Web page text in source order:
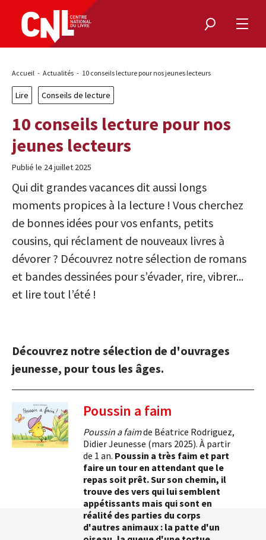
Rechercher
le
Fil
Accueil Actualités 10 conseils lecture pour nos jeunes lecteurs
Lire Conseils de lecture
10 conseils lecture pour nos
jeunes lecteurs
Publié le 24 juillet 2025
Qui dit grandes vacances dit aussi longs
moments propices à la lecture ! Vous cherchez
de bonnes idées pour vos enfants, petits
cousins, qui réclament de nouveaux livres à
dévorer ? Découvrez notre sélection de romans
et bandes dessinées pour s’évader, rire, vibrer...
et lire tout l’été !
Découvrez notre sélection de d'ouvrages
jeunesse, pour tous les âges.
Poussin a faim
Poussin a faimde Béatrice Rodriguez,
Didier Jeunesse (mars 2025). À partir
de 1 an. Poussin a très faim et part
faire un tour en attendant que le
repas soit prêt. Sur son chemin, il
trouve des vers qui lui semblent
appétissants mais qui sont en
réalité des parties du corps
d'autres animaux : la patte d'un